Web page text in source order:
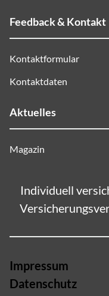
Feedback & Kontakt
Kontaktformular
Kontaktdaten
Aktuelles
Magazin
Individuell
Impressum
Datenschutz